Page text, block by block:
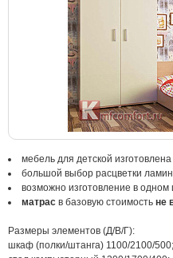
мебель для детской
большой выбор расцветки
возможно изготовление в
матрас в базовую стоимость не
Размеры элементов (Д/В/Г):
шкаф (полки/штанга) 1100/2100/500;